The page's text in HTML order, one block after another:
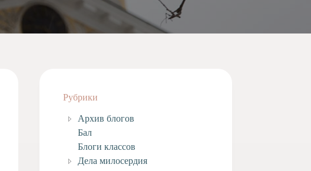
Рубрики
Архив блогов
Бал
Блоги классов
Дела милосердия